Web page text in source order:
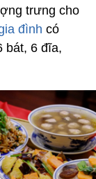
trưng cho
đình có
bát, 6 đĩa,